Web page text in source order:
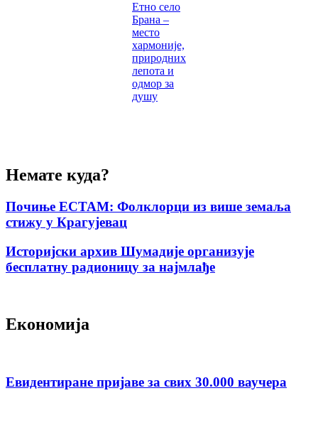
Етно село
Брана –
место
хармоније,
природних
лепота и
одмор за
душу
Немате куда?
Почиње ЕСТАМ: Фолклорци из више земаља
стижу у Крагујевац
Историјски архив Шумадије организује
бесплатну радионицу за најмлађе
Економија
Евидентиране пријаве за свих 30.000 ваучера